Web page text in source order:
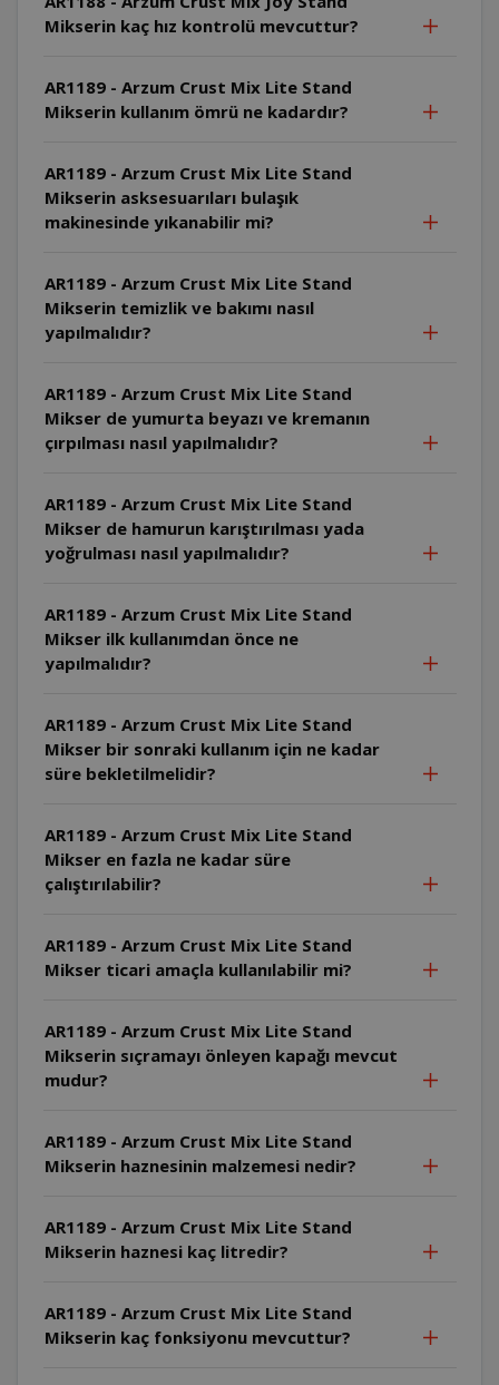
Mikserin kaç hız kontrolü mevcuttur?
AR1189 - Arzum Crust Mix Lite Stand
Mikserin kullanım ömrü ne kadardır?
AR1189 - Arzum Crust Mix Lite Stand
Mikserin asksesuarıları bulaşık
makinesinde yıkanabilir mi?
AR1189 - Arzum Crust Mix Lite Stand
Mikserin temizlik ve bakımı nasıl
yapılmalıdır?
AR1189 - Arzum Crust Mix Lite Stand
Mikser de yumurta beyazı ve kremanın
çırpılması nasıl yapılmalıdır?
AR1189 - Arzum Crust Mix Lite Stand
Mikser de hamurun karıştırılması yada
yoğrulması nasıl yapılmalıdır?
AR1189 - Arzum Crust Mix Lite Stand
Mikser ilk kullanımdan önce ne
yapılmalıdır?
AR1189 - Arzum Crust Mix Lite Stand
Mikser bir sonraki kullanım için ne kadar
süre bekletilmelidir?
AR1189 - Arzum Crust Mix Lite Stand
Mikser en fazla ne kadar süre
çalıştırılabilir?
AR1189 - Arzum Crust Mix Lite Stand
Mikser ticari amaçla kullanılabilir mi?
AR1189 - Arzum Crust Mix Lite Stand
Mikserin sıçramayı önleyen kapağı mevcut
mudur?
AR1189 - Arzum Crust Mix Lite Stand
Mikserin haznesinin malzemesi nedir?
AR1189 - Arzum Crust Mix Lite Stand
Mikserin haznesi kaç litredir?
AR1189 - Arzum Crust Mix Lite Stand
Mikserin kaç fonksiyonu mevcuttur?